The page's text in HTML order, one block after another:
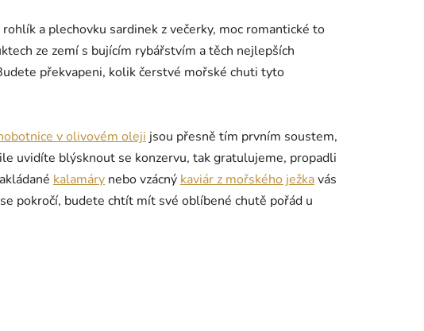
a plechovku sardinek z večerky, moc romantické to
ze zemí s bujícím rybářstvím a těch nejlepších
překvapeni, kolik čerstvé mořské chuti tyto
v olivovém oleji jsou přesně tím prvním soustem,
uvidíte blýsknout se konzervu, tak gratulujeme, propadli
kalamáry nebo vzácný kaviár z mořského ježkavás
pokročí, budete chtít mít své oblíbené chutě pořád u